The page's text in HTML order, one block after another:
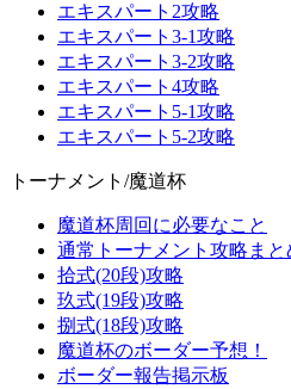
エキスパート2攻略
エキスパート3-1攻略
エキスパート3-2攻略
エキスパート4攻略
エキスパート5-1攻略
エキスパート5-2攻略
トーナメント/魔道杯
魔道杯周回に必要なこと
通常トーナメント攻略まと
拾式(20段)攻略
玖式(19段)攻略
捌式(18段)攻略
魔道杯のボーダー予想！
ボーダー報告掲示板